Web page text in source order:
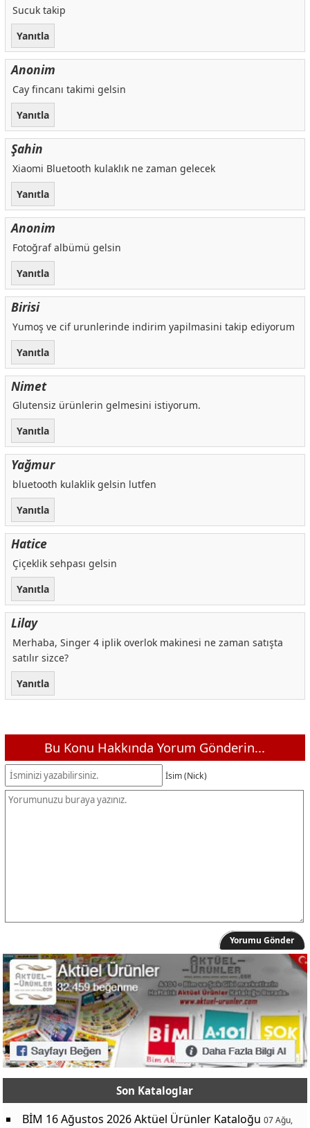
Sucuk takip
Yanıtla
Anonim
Cay fincanı takimi gelsin
Yanıtla
Şahin
Xiaomi Bluetooth kulaklık ne zaman gelecek
Yanıtla
Anonim
Fotoğraf albümü gelsin
Yanıtla
Birisi
Yumoş ve cif urunlerinde indirim yapilmasini takip ediyorum
Yanıtla
Nimet
Glutensiz ürünlerin gelmesini istiyorum.
Yanıtla
Yağmur
bluetooth kulaklik gelsin lutfen
Yanıtla
Hatice
Çiçeklik sehpası gelsin
Yanıtla
Lilay
Merhaba, Singer 4 iplik overlok makinesi ne zaman satışta
satılır sizce?
Yanıtla
Bu Konu Hakkında Yorum Gönderin...
İsim (Nick)
Yorumu Gönder
Son Kataloglar
BİM 16 Ağustos 2026 Aktüel Ürünler Kataloğu 07 Ağu,